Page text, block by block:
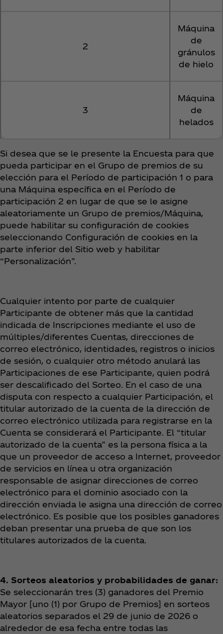
2
Máquina
de
gránulos
de hielo
3
Máquina
de
helados
Si desea que se le presente la Encuesta para que
pueda participar en el Grupo de premios de su
elección para el Período de participación 1 o para
una Máquina específica en el Período de
participación 2 en lugar de que se le asigne
aleatoriamente un Grupo de premios/Máquina,
puede habilitar su configuración de cookies
seleccionando Configuración de cookies en la
parte inferior del Sitio web y habilitar
“Personalización”.
Cualquier intento por parte de cualquier
Participante de obtener más que la cantidad
indicada de Inscripciones mediante el uso de
múltiples/diferentes Cuentas, direcciones de
correo electrónico, identidades, registros o inicios
de sesión, o cualquier otro método anulará las
Participaciones de ese Participante, quien podrá
ser descalificado del Sorteo. En el caso de una
disputa con respecto a cualquier Participación, el
titular autorizado de la cuenta de la dirección de
correo electrónico utilizada para registrarse en la
Cuenta se considerará el Participante. El “titular
autorizado de la cuenta” es la persona física a la
que un proveedor de acceso a Internet, proveedor
de servicios en línea u otra organización
responsable de asignar direcciones de correo
electrónico para el dominio asociado con la
dirección enviada le asigna una dirección de correo
electrónico. Es posible que los posibles ganadores
deban presentar una prueba de que son los
titulares autorizados de la cuenta.
4. Sorteos aleatorios y probabilidades de ganar:
Se seleccionarán tres (3) ganadores del Premio
Mayor [uno (1) por Grupo de Premios] en sorteos
aleatorios separados el 29 de junio de 2026 o
alrededor de esa fecha entre todas las